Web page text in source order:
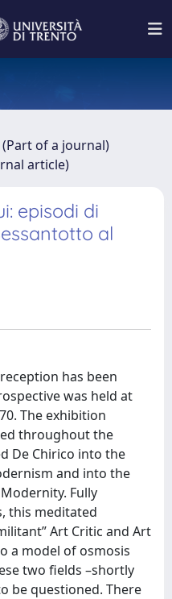
of a journal)
article)
episodi di
al
has been
was held at
The exhibition
throughout the
De Chirico into the
and into the
Fully
this meditated
Art Critic and Art
a model of osmosis
two fields –shortly
be questioned. There